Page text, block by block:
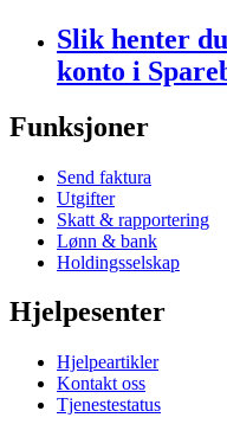
Slik henter
konto i
Funksjoner
Send faktura
Utgifter
Skatt & rapportering
Lønn & bank
Holdingsselskap
Hjelpesenter
Hjelpeartikler
Kontakt oss
Tjenestestatus